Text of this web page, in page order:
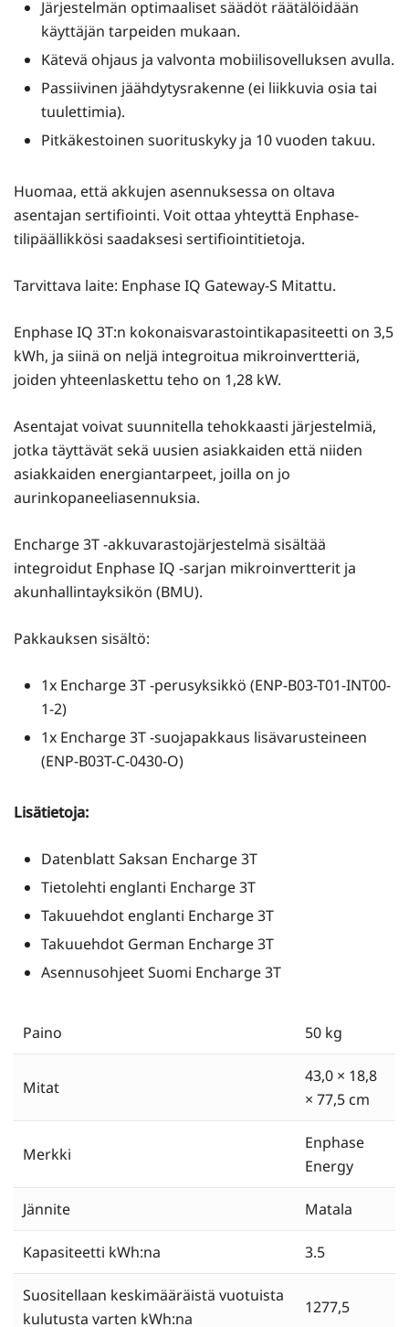
Järjestelmän optimaaliset säädöt räätälöidään
käyttäjän tarpeiden mukaan.
Kätevä ohjaus ja valvonta mobiilisovelluksen avulla.
Passiivinen jäähdytysrakenne (ei liikkuvia osia tai
tuulettimia).
Pitkäkestoinen suorituskyky ja 10 vuoden takuu.
Huomaa, että akkujen asennuksessa on oltava
asentajan sertifiointi. Voit ottaa yhteyttä Enphase-
tilipäällikkösi saadaksesi sertifiointitietoja.
Tarvittava laite: Enphase IQ Gateway-S Mitattu.
Enphase IQ 3T:n kokonaisvarastointikapasiteetti on 3,5
kWh, ja siinä on neljä integroitua mikroinvertteriä,
joiden yhteenlaskettu teho on 1,28 kW.
Asentajat voivat suunnitella tehokkaasti järjestelmiä,
jotka täyttävät sekä uusien asiakkaiden että niiden
asiakkaiden energiantarpeet, joilla on jo
aurinkopaneeliasennuksia.
Encharge 3T -akkuvarastojärjestelmä sisältää
integroidut Enphase IQ -sarjan mikroinvertterit ja
akunhallintayksikön (BMU).
Pakkauksen sisältö:
1x Encharge 3T -perusyksikkö (ENP-B03-T01-INT00-
1-2)
1x Encharge 3T -suojapakkaus lisävarusteineen
(ENP-B03T-C-0430-O)
Lisätietoja:
Datenblatt Saksan Encharge 3T
Tietolehti englanti Encharge 3T
Takuuehdot englanti Encharge 3T
Takuuehdot German Encharge 3T
Asennusohjeet Suomi Encharge 3T
Paino 50 kg
Mitat
43,0 × 18,8
× 77,5 cm
Merkki
Enphase
Energy
Jännite Matala
Kapasiteetti kWh:na 3.5
Suositellaan keskimääräistä vuotuista
kulutusta varten kWh:na
1277,5